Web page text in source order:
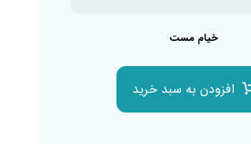
خیام مست
افزودن به سبد خرید